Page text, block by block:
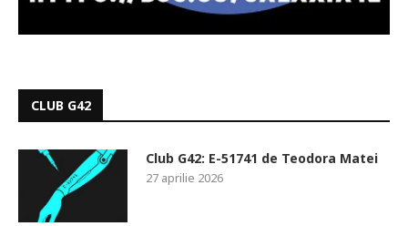
CLUB G42
Club G42: E-51741 de Teodora Matei
27 aprilie 2026